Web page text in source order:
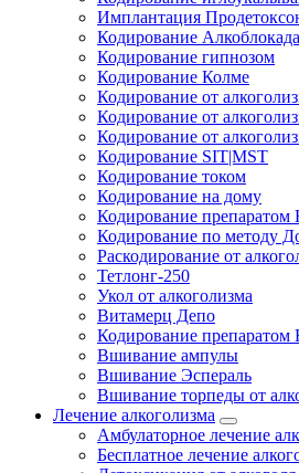
Имплантация
Кодирование Алкоблокада
Кодирование гипнозом
Кодирование Колме
Кодирование от
Кодирование от
Кодирование от
Кодирование SIT|MST
Кодирование током
Кодирование на дому
Кодирование препаратом
Кодирование по методу
Раскодирование от
Тетлонг-250
Укол от алкоголизма
Витамерц Депо
Кодирование препаратом
Вшивание ампулы
Вшивание Эспераль
Вшивание торпеды от
Лечение алкоголизма
Амбулаторное лечение
Бесплатное лечение